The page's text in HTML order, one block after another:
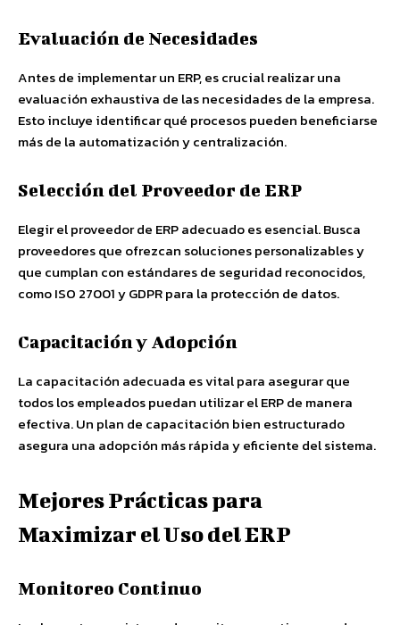
Evaluación de Necesidades
Antes de implementar un ERP, es crucial realizar una
evaluación exhaustiva de las necesidades de la empresa.
Esto incluye identificar qué procesos pueden beneficiarse
más de la automatización y centralización.
Selección del Proveedor de ERP
Elegir el proveedor de ERP adecuado es esencial. Busca
proveedores que ofrezcan soluciones personalizables y
que cumplan con estándares de seguridad reconocidos,
como ISO 27001 y GDPR para la protección de datos.
Capacitación y Adopción
La capacitación adecuada es vital para asegurar que
todos los empleados puedan utilizar el ERP de manera
efectiva. Un plan de capacitación bien estructurado
asegura una adopción más rápida y eficiente del sistema.
Mejores Prácticas para
Maximizar el Uso del ERP
Monitoreo Continuo